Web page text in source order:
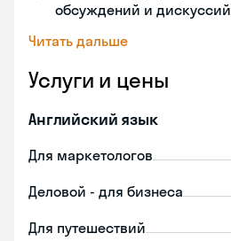
обсуждений и дискуссий
Читать дальше
Услуги и цены
Английский язык
Для маркетологов
Деловой - для бизнеса
Для путешествий